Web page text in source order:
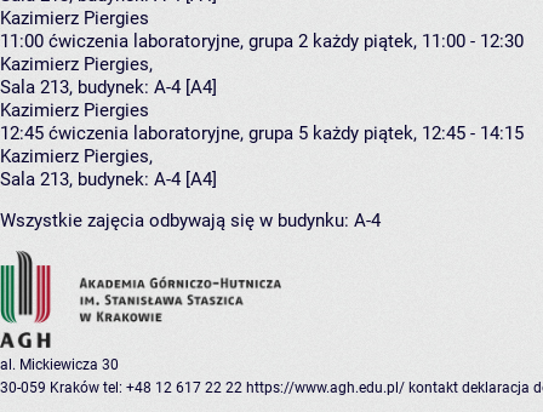
Kazimierz Piergies
11:00 ćwiczenia laboratoryjne, grupa 2 każdy piątek, 11:00 - 12:30
Kazimierz Piergies,
Sala 213, budynek: A-4 [A4]
Kazimierz Piergies
12:45 ćwiczenia laboratoryjne, grupa 5 każdy piątek, 12:45 - 14:15
Kazimierz Piergies,
Sala 213, budynek: A-4 [A4]
Wszystkie zajęcia odbywają się w budynku: A-4
al. Mickiewicza 30
30-059 Kraków tel: +48 12 617 22 22 https://www.agh.edu.pl/ kontakt deklaracja